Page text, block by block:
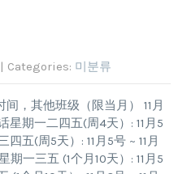
| Categories: 미분류
，其他班级（限当月） 11月
星期一二四五(周4天）: 11月5
五(周5天）: 11月5号 ~ 11月
期一三五 (1个月10天）: 11月5